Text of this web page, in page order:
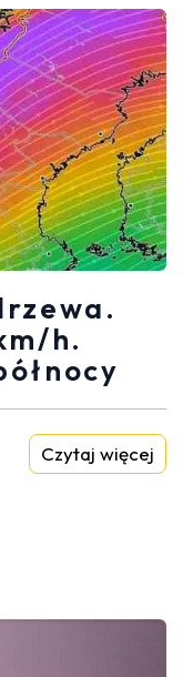
h.
Czytaj więcej